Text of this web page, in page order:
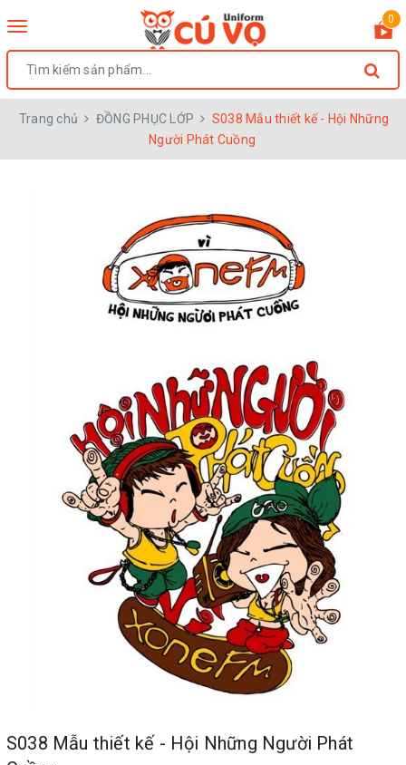
Toggle
0
Trang chủ ĐỒNG PHỤC LỚP
S038 Mẫu thiết kế - Hội Những
Người Phát Cuồng
S038 Mẫu thiết kế - Hội Những Người Phát